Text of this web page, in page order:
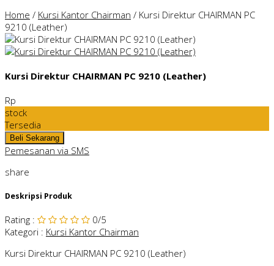
Home / Kursi Kantor Chairman / Kursi Direktur CHAIRMAN PC
9210 (Leather)
Kursi Direktur CHAIRMAN PC 9210 (Leather)
Rp
stock
Tersedia
Pemesanan via SMS
share
Deskripsi Produk
Rating : 0/5
Kategori : Kursi Kantor Chairman
Kursi Direktur CHAIRMAN PC 9210 (Leather)